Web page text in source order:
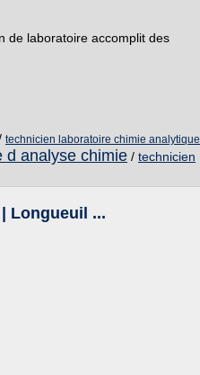
de laboratoire accomplit des
technicien laboratoire chimie analytique
d analyse chimie / technicien
Longueuil ...